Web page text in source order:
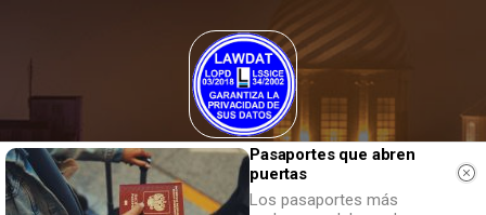
El Periódico de Yecla alcanza un grado más de compromiso en el
tratamiento de sus datos.
Pasaportes que abren
puertas
Los pasaportes más